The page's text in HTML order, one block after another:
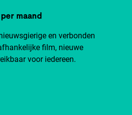
maand
en verbonden
film, nieuwe
voor iedereen.